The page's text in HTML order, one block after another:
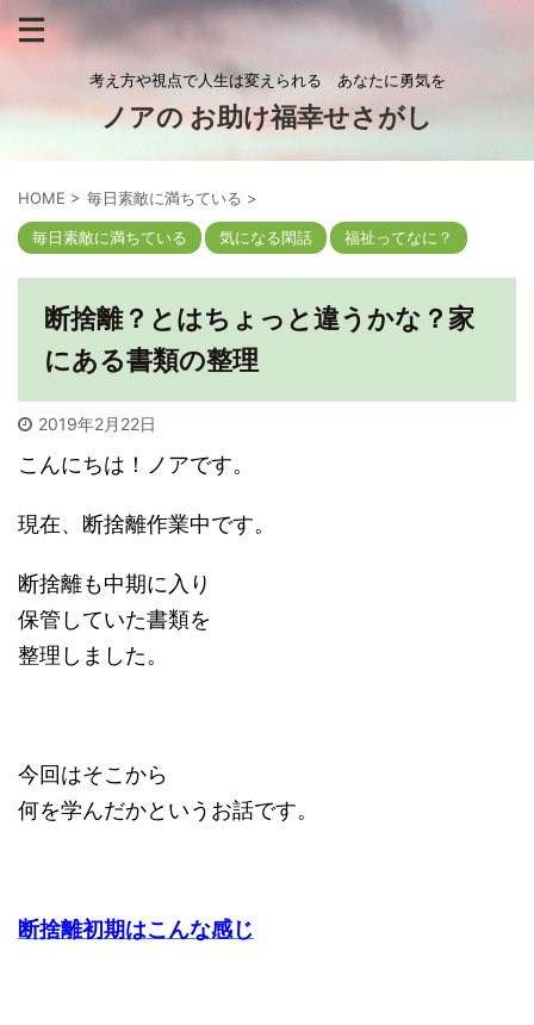
考え方や視点で人生は変えられる あなたに勇気を
ノアの お助け福幸せさがし
HOME > 毎日素敵に満ちている >
毎日素敵に満ちている 気になる閑話 福祉ってなに？
断捨離？とはちょっと違うかな？家
にある書類の整理
2019年2月22日
こんにちは！ノアです。
現在、断捨離作業中です。
断捨離も中期に入り
保管していた書類を
整理しました。
今回はそこから
何を学んだかというお話です。
断捨離初期はこんな感じ